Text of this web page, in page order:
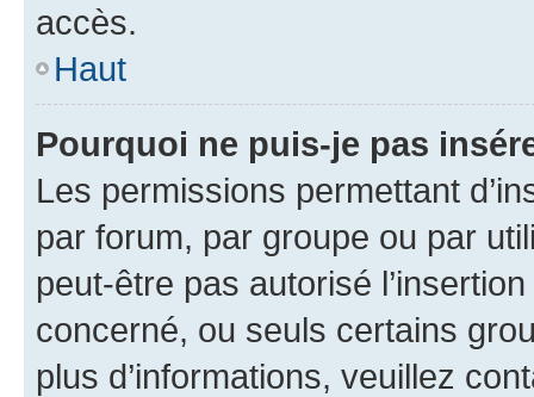
accès.
Haut
Pourquoi ne puis-je pas
Les permissions permettant
par forum, par groupe ou par
peut-être pas autorisé
concerné, ou seuls certains
plus d’informations, veuillez